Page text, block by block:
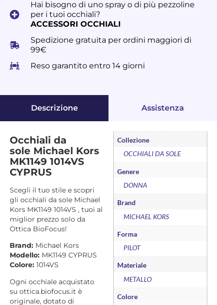
Hai bisogno di uno spray o di più pezzoline
per i tuoi occhiali?
ACCESSORI OCCHIALI
Spedizione gratuita per ordini maggiori di
99€
Reso garantito entro 14 giorni
Descrizione Assistenza
Occhiali da
sole Michael Kors
MK1149 1014VS
CYPRUS
Scegli il tuo stile e scopri
gli occhiali da sole Michael
Kors MK1149 1014VS , tuoi al
miglior prezzo solo da
Ottica BioFocus!
Brand: Michael Kors
Modello: MK1149 CYPRUS
Colore: 1014VS
Ogni occhiale acquistato
su ottica.biofocus.it è
originale, dotato di
Collezione
OCCHIALI DA SOLE
Genere
DONNA
Brand
MICHAEL KORS
Forma
PILOT
Materiale
METALLO
Colore